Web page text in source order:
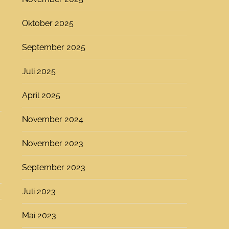
Oktober 2025
September 2025
Juli 2025
April 2025
November 2024
November 2023
September 2023
Juli 2023
Mai 2023